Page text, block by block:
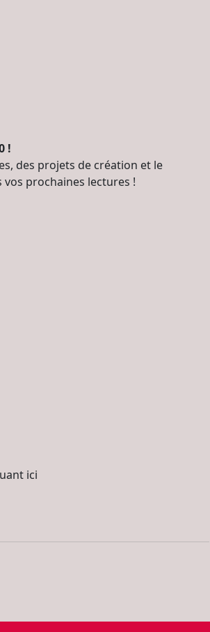
!
des projets de création et le
vos prochaines lectures !
ici